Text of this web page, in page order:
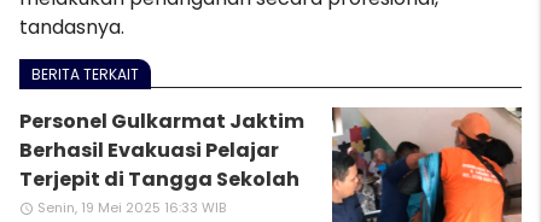
tandasnya.
BERITA TERKAIT
Personel Gulkarmat Jaktim
Berhasil Evakuasi Pelajar
Terjepit di Tangga Sekolah
access_time Senin, 19 Mei 2025 16:33 WIB